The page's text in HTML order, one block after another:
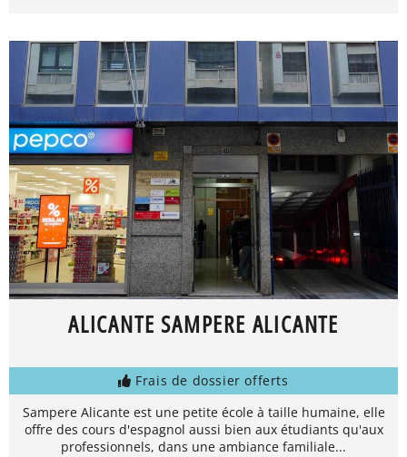
ALICANTE SAMPERE ALICANTE
Frais de dossier offerts
Sampere Alicante est une petite école à taille humaine, elle
offre des cours d'espagnol aussi bien aux étudiants qu'aux
professionnels, dans une ambiance familiale...